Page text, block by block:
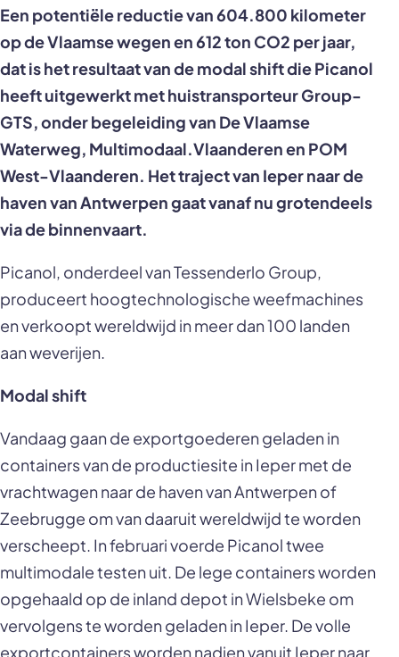
Een potentiële reductie van 604.800 kilometer
op de Vlaamse wegen en 612 ton CO2 per jaar,
dat is het resultaat van de modal shift die Picanol
heeft uitgewerkt met huistransporteur Group-
GTS, onder begeleiding van De Vlaamse
Waterweg, Multimodaal.Vlaanderen en POM
West-Vlaanderen. Het traject van Ieper naar de
haven van Antwerpen gaat vanaf nu grotendeels
via de binnenvaart.
Picanol, onderdeel van Tessenderlo Group,
produceert hoogtechnologische weefmachines
en verkoopt wereldwijd in meer dan 100 landen
aan weverijen.
Modal shift
Vandaag gaan de exportgoederen geladen in
containers van de productiesite in Ieper met de
vrachtwagen naar de haven van Antwerpen of
Zeebrugge om van daaruit wereldwijd te worden
verscheept. In februari voerde Picanol twee
multimodale testen uit. De lege containers worden
opgehaald op de inland depot in Wielsbeke om
vervolgens te worden geladen in Ieper. De volle
exportcontainers worden nadien vanuit Ieper naar